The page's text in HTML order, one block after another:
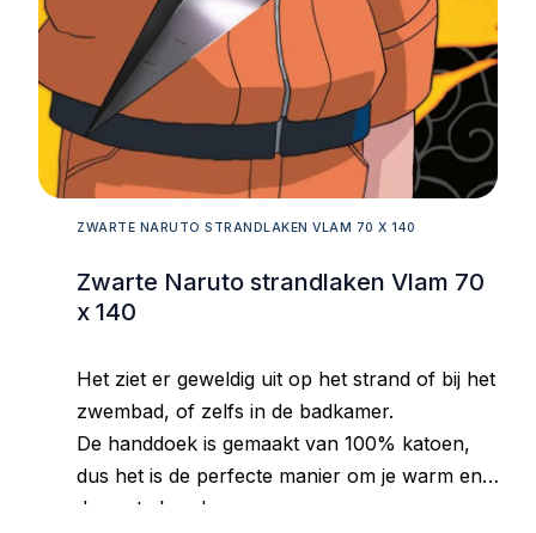
ZWARTE NARUTO STRANDLAKEN VLAM 70 X 140
Zwarte Naruto strandlaken Vlam 70
x 140
Het ziet er geweldig uit op het strand of bij het
zwembad, of zelfs in de badkamer.
De handdoek is gemaakt van 100% katoen,
dus het is de perfecte manier om je warm en
droog te houden.